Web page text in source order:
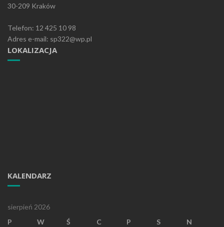
30-209 Kraków
Telefon: 12 425 10 98
Adres e-mail: sp322@wp.pl
LOKALIZACJA
KALENDARZ
sierpień 2026
P
W Ś C P S
N